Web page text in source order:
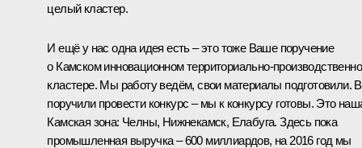
целый кластер.
И ещё у нас одна идея есть – это тоже Ваше поручение
о Камском инновационном территориально-
кластере. Мы работу ведём, свои материалы подготовили.
поручили провести конкурс – мы к конкурсу готовы. Это
Камская зона: Челны, Нижнекамск, Елабуга. Здесь пока
промышленная выручка – 600 миллиардов, на 2016 год мы